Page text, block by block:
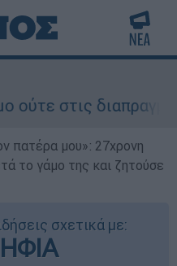
-
πατέρα μου»: 27χρονη
το γάμο της και ζητούσε
σχετικά με: